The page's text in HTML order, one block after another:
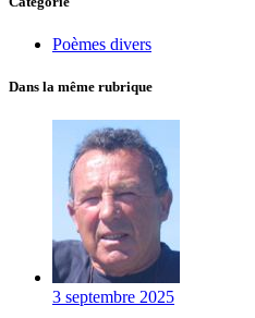
Poèmes divers
Dans la même rubrique
3 septembre 2025